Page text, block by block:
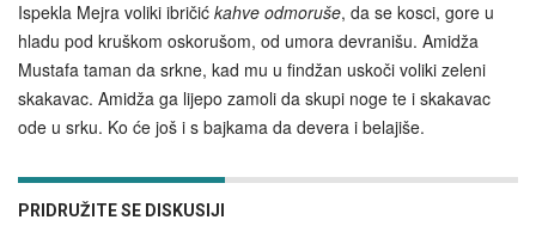
Ispekla Mejra voliki ibričić kahve odmoruše, da se kosci, gore u
hladu pod kruškom oskorušom, od umora devranišu. Amidža
Mustafa taman da srkne, kad mu u findžan uskoči voliki zeleni
skakavac. Amidža ga lijepo zamoli da skupi noge te i skakavac
ode u srku. Ko će još i s bajkama da devera i belajiše.
PRIDRUŽITE SE DISKUSIJI